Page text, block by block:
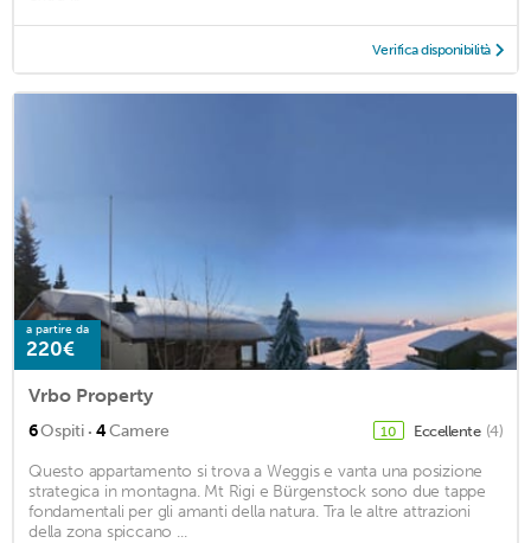
Verifica disponibilità
a partire da
220€
Vrbo Property
6Ospiti · 4Camere 10 Eccellente (4)
Questo appartamento si trova a Weggis e vanta una posizione
strategica in montagna. Mt Rigi e Bürgenstock sono due tappe
fondamentali per gli amanti della natura. Tra le altre attrazioni
della zona spiccano ...